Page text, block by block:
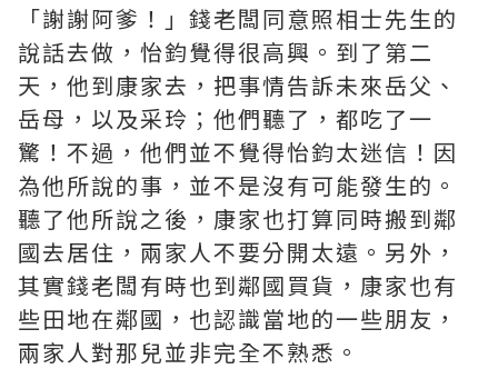
「謝謝阿爹！」錢老闆同意照相士先生的
說話去做，怡鈞覺得很高興。到了第二
天，他到康家去，把事情告訴未來岳父、
岳母，以及采玲；他們聽了，都吃了一
驚！不過，他們並不覺得怡鈞太迷信！因
為他所說的事，並不是沒有可能發生的。
聽了他所說之後，康家也打算同時搬到鄰
國去居住，兩家人不要分開太遠。另外，
其實錢老闆有時也到鄰國買貨，康家也有
些田地在鄰國，也認識當地的一些朋友，
兩家人對那兒並非完全不熟悉。